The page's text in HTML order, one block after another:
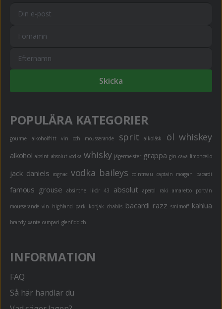
Skicka
POPULÄRA KATEGORIER
gourme alkoholfritt vin och mousserande sprit alkoläsk öl whiskey
alkohol absint absolut vodka whisky jägermeister grappa gin cava limoncello
jack daniels cognac vodka baileys cointreau captain morgan bacardi
famous grouse absinthe likör 43 absolut aperol raki amaretto portvin
mousserande vin highland park konjak chablis bacardi razz smirnoff kahlua
brandy xante campari glenfiddich
INFORMATION
FAQ
Så här handlar du